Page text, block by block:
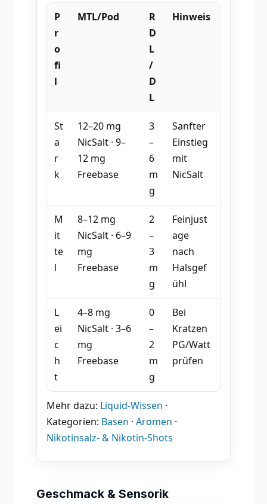
P
r
o
fi
l
MTL/Pod
R
D
L
/
D
L
Hinweis
St
a
r
k
12–20 mg
NicSalt · 9–
12 mg
Freebase
3
–
6
m
g
Sanfter
Einstieg
mit
NicSalt
M
it
te
l
8–12 mg
NicSalt · 6–9
mg
Freebase
2
–
3
m
g
Feinjust
age
nach
Halsgef
ühl
L
ei
c
h
t
4–8 mg
NicSalt · 3–6
mg
Freebase
0
–
2
m
g
Bei
Kratzen
PG/Watt
prüfen
Mehr dazu: Liquid-Wissen ·
Kategorien: Basen ·Aromen ·
Nikotinsalz- & Nikotin-Shots
Geschmack & Sensorik